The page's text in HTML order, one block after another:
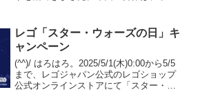
作です。全方位からの画像でどうぞ。
レゴ「スター・ウォーズの日」キ
ャンペーン
(^^)/ はろはろ。2025/5/1(木)0:00から5/5
まで、レゴジャパン公式のレゴショップ
公式オンラインストアにて「スター・ウ